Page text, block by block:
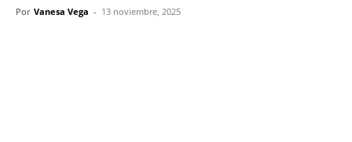
Por Vanesa Vega - 13 noviembre, 2025